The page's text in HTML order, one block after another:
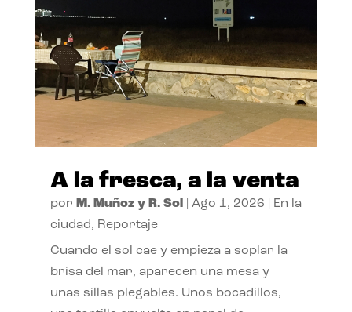
A la fresca, a la venta
por M. Muñoz y R. Sol| Ago 1, 2026
En la
ciudad, Reportaje
Cuando el sol cae y empieza a soplar la
brisa del mar, aparecen una mesa y
unas sillas plegables. Unos bocadillos,